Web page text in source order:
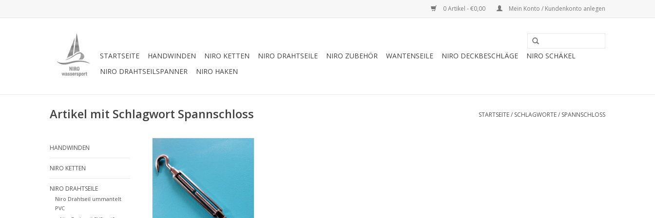
0 Artikel - €0,00 Mein Konto / Kundenkonto anlegen
STARTSEITE HANDWINDEN NIRO KETTEN NIRO DRAHTSEILE NIRO ZUBEHÖR WANTENSEILE NIRO DECKBESCHLÄGE
NIRO SCHÄKEL
NIRO DRAHTSEILSPANNER
NIRO HAKEN
Artikel mit Schlagwort Spannschloss STARTSEITE/ SCHLAGWORTE/ SPANNSCHLOSS
HANDWINDEN
NIRO KETTEN
NIRO DRAHTSEILE
Niro Drahtseil ummantelt
PVC
Spannschloss Haken-Haken
ZUM WARENKORB HINZUFÜGEN